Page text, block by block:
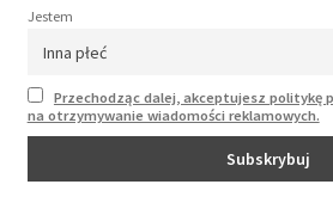
Jestem
Przechodząc dalej, akceptujesz politykę
na otrzymywanie wiadomości reklamowych.